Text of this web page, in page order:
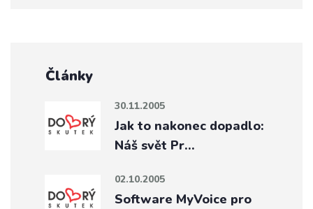
Články
30.11.2005
Jak to nakonec dopadlo:
Náš svět Pr…
02.10.2005
Software MyVoice pro